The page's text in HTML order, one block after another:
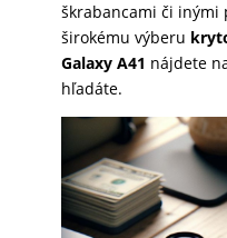
škrabancami či inými
širokému výberu
Galaxy A41 nájdete
hľadáte.